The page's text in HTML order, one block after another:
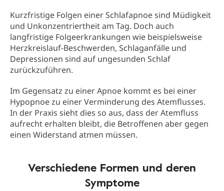
Kurzfristige Folgen einer Schlafapnoe sind Müdigkeit
und Unkonzentriertheit am Tag. Doch auch
langfristige Folgeerkrankungen wie beispielsweise
Herzkreislauf-Beschwerden, Schlaganfälle und
Depressionen sind auf ungesunden Schlaf
zurückzuführen.
Im Gegensatz zu einer Apnoe kommt es bei einer
Hypopnoe zu einer Verminderung des Atemflusses.
In der Praxis sieht dies so aus, dass der Atemfluss
aufrecht erhalten bleibt, die Betroffenen aber gegen
einen Widerstand atmen müssen.
Verschiedene Formen und deren
Symptome